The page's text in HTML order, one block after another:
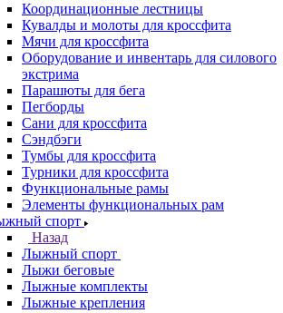
Координационные лестницы
Кувалды и молоты для кроссфита
Мячи для кроссфита
Оборудование и инвентарь для силового
экстрима
Парашюты для бега
Пегборды
Сани для кроссфита
Сэндбэги
Тумбы для кроссфита
Турники для кроссфита
Функциональные рамы
Элементы функциональных рам
спорт
Назад
Лыжный спорт
Лыжи беговые
Лыжные комплекты
Лыжные крепления